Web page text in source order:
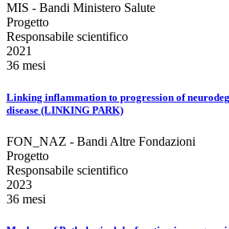
MIS - Bandi Ministero Salute
Progetto
Responsabile scientifico
2021
36 mesi
Linking inflammation to progression of
disease (LINKING PARK)
FON_NAZ - Bandi Altre Fondazioni
Progetto
Responsabile scientifico
2023
36 mesi